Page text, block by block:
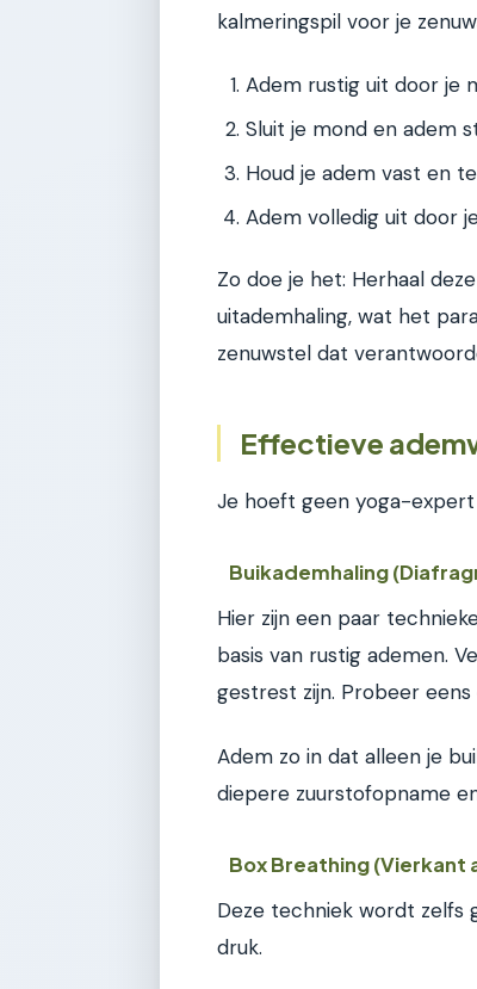
kalmeringspil voor je
Adem rustig uit door je
Sluit je mond en adem
Houd je adem vast en
Adem volledig uit door
Zo doe je het: Herhaal
uitademhaling, wat het
zenuwstel dat
Effectieve
Je hoeft geen yoga-
Buikademhaling
Hier zijn een paar
basis van rustig ademen.
gestrest zijn. Probeer
Adem zo in dat alleen je
diepere zuurstofopname
Box Breathing (Vierkant
Deze techniek wordt
druk.